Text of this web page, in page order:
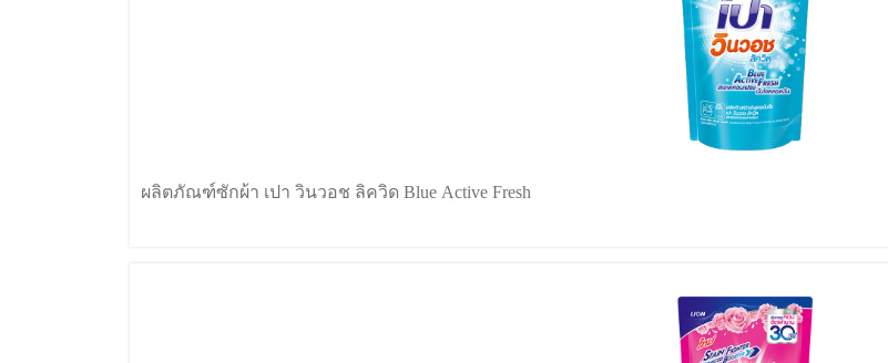
ผลิตภัณฑ์ซักผ้า เปา วินวอช ลิควิด Blue Active Fresh